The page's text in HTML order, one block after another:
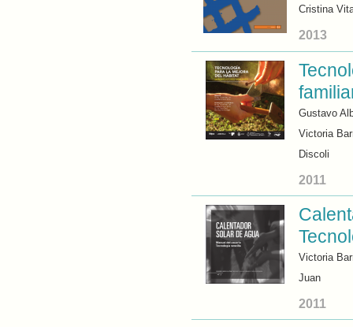
Cristina
2013
Gustavo
Victoria
Discoli
2011
Victoria
Juan
2011